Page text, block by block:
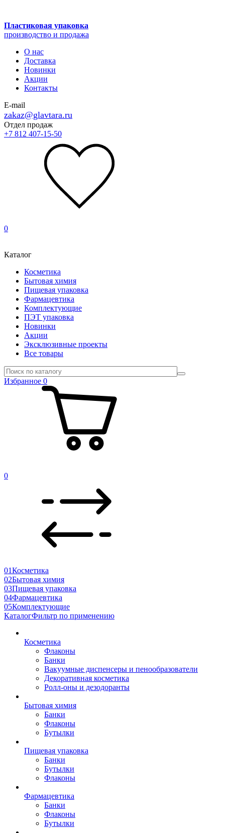
Пластиковая упаковка
производство и продажа
О нас
Доставка
Новинки
Акции
Контакты
E-mail
zakaz@glavtara.ru
Отдел продаж
+7 812 407-15-50
0
Каталог
Косметика
Бытовая химия
Пищевая упаковка
Фармацевтика
Комплектующие
ПЭТ упаковка
Новинки
Акции
Эксклюзивные проекты
Все товары
Избранное 0
0
01Косметика
02Бытовая химия
03Пищевая упаковка
04Фармацевтика
05Комплектующие
КаталогФильтр по применению
Косметика
Флаконы
Банки
Вакуумные диспенсеры и пенообразователи
Декоративная косметика
Ролл-оны и дезодоранты
Бытовая химия
Банки
Флаконы
Бутылки
Пищевая упаковка
Банки
Бутылки
Флаконы
Фармацевтика
Банки
Флаконы
Бутылки